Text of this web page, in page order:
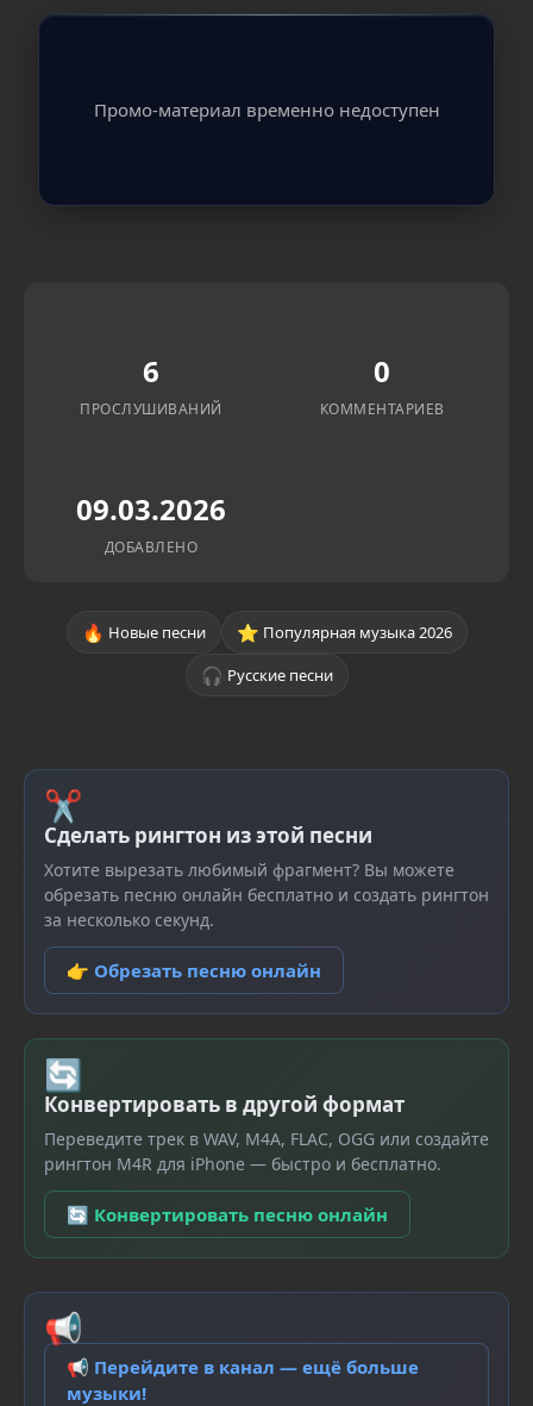
Промо-материал временно недоступен
6
ПРОСЛУШИВАНИЙ
0
КОММЕНТАРИЕВ
09.03.2026
ДОБАВЛЕНО
🔥 Новые песни ⭐ Популярная музыка 2026
🎧 Русские песни
✂
Сделать рингтон из этой песни
Хотите вырезать любимый фрагмент? Вы можете
обрезать песню онлайн бесплатно и создать рингтон
за несколько секунд.
👉 Обрезать песню онлайн
🔄
Конвертировать в другой формат
Переведите трек в WAV, M4A, FLAC, OGG или создайте
рингтон M4R для iPhone — быстро и бесплатно.
🔄 Конвертировать песню онлайн
📢
📢 Перейдите в канал — ещё больше
музыки!